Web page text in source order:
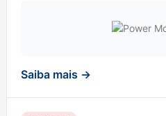
Saiba mais →